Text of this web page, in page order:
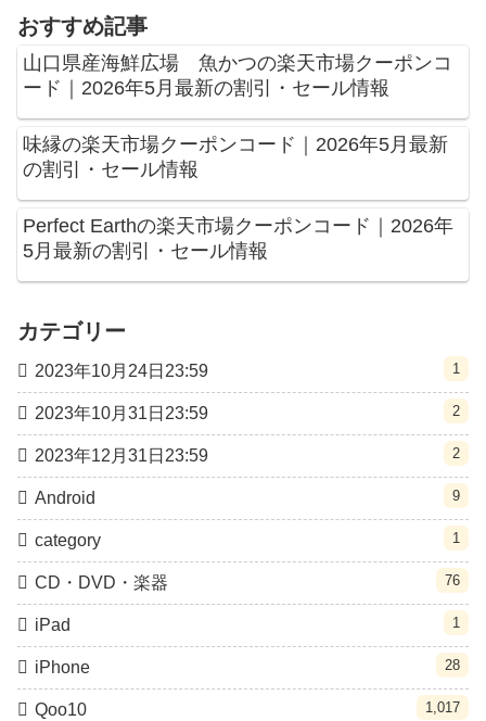
おすすめ記事
山口県産海鮮広場 魚かつの楽天市場クーポンコ
ード｜2026年5月最新の割引・セール情報
味縁の楽天市場クーポンコード｜2026年5月最新
の割引・セール情報
Perfect Earthの楽天市場クーポンコード｜2026年
5月最新の割引・セール情報
カテゴリー
2023年10月24日23:59 1
2023年10月31日23:59 2
2023年12月31日23:59 2
Android 9
category 1
CD・DVD・楽器 76
iPad 1
iPhone 28
Qoo10 1,017